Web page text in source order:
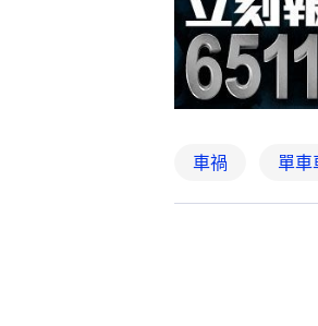
車禍 單車